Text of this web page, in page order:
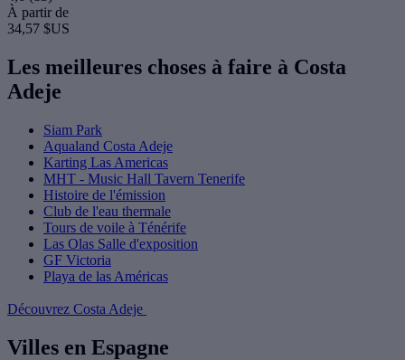
À partir de
34,57 $US
Les meilleures choses à faire à Costa
Adeje
Siam Park
Aqualand Costa Adeje
Karting Las Americas
MHT - Music Hall Tavern Tenerife
Histoire de l'émission
Club de l'eau thermale
Tours de voile à Ténérife
Las Olas Salle d'exposition
GF Victoria
Playa de las Américas
Découvrez Costa Adeje
Villes en Espagne